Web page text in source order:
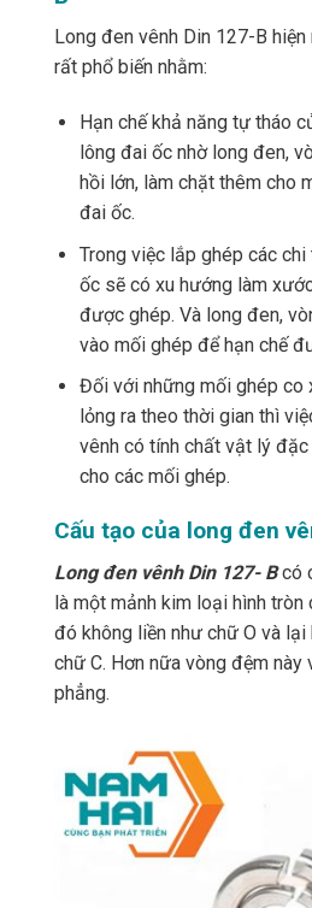
Long đen vênh Din 127-B
rất phổ biến nhằm:
Hạn chế khả năng tự tháo
lông đai ốc nhờ long đen,
hồi lớn, làm chặt thêm cho
đai ốc.
Trong việc lắp ghép các
ốc sẽ có xu hướng làm
được ghép. Và long đen,
vào mối ghép để hạn chế
Đối với những mối ghép co
lỏng ra theo thời gian thì
vênh có tính chất vật lý
cho các mối ghép.
Cấu tạo của long đen
Long đen vênh Din 127- Bcó
là một mảnh kim loại hình tròn
đó không liền như chữ O và lại
chữ C. Hơn nữa vòng đệm này
phẳng.